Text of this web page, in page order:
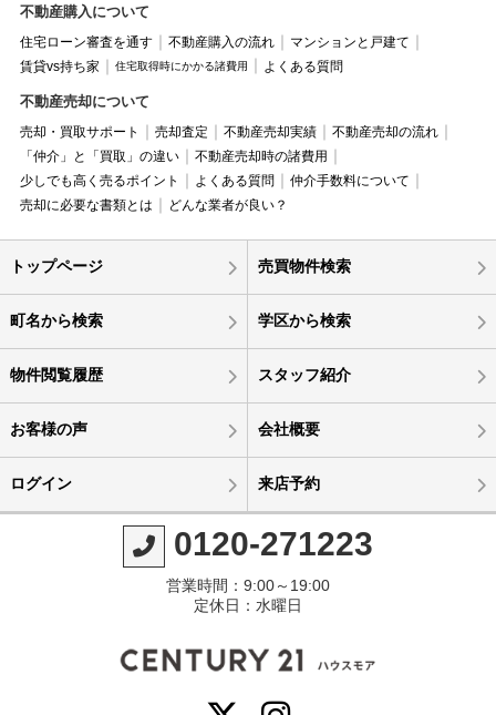
不動産購入について
住宅ローン審査を通す 不動産購入の流れ
マンションと戸建て
賃貸vs持ち家
住宅取得時にかかる諸費用 よくある質問
不動産売却について
売却・買取サポート 売却査定 不動産売却実績
不動産売却の流れ
「仲介」と「買取」の違い
不動産売却時の諸費用
少しでも高く売るポイント
よくある質問
仲介手数料について
売却に必要な書類とは
どんな業者が良い？
トップページ 売買物件検索
町名から検索 学区から検索
物件閲覧履歴 スタッフ紹介
お客様の声 会社概要
ログイン 来店予約
0120-271223
営業時間：9:00～19:00
定休日：水曜日